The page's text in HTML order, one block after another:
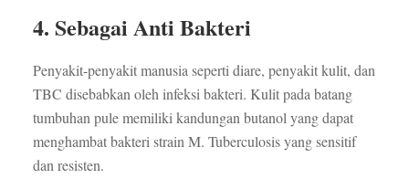
4. Sebagai Anti Bakteri
Penyakit-penyakit manusia seperti diare, penyakit kulit, dan
TBC disebabkan oleh infeksi bakteri. Kulit pada batang
tumbuhan pule memiliki kandungan butanol yang dapat
menghambat bakteri strain M. Tuberculosis yang sensitif
dan resisten.